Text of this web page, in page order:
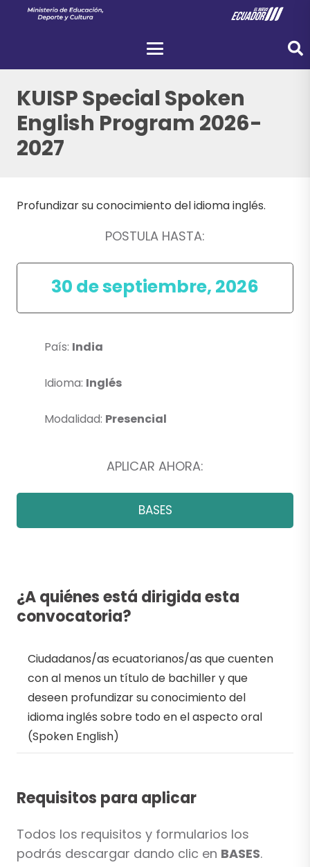
KUISP Special Spoken
English Program 2026-
2027
Profundizar su conocimiento del idioma inglés.
POSTULA HASTA:
30 de septiembre, 2026
País: India
Idioma: Inglés
Modalidad: Presencial
APLICAR AHORA:
BASES
¿A quiénes está dirigida esta
convocatoria?
Ciudadanos/as ecuatorianos/as que cuenten
con al menos un título de bachiller y que
deseen profundizar su conocimiento del
idioma inglés sobre todo en el aspecto oral
(Spoken English)
Requisitos para aplicar
Todos los requisitos y formularios los
podrás descargar dando clic en BASES.